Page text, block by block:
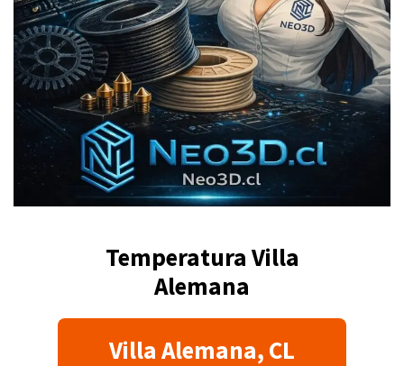
Temperatura Villa
Alemana
Villa Alemana, CL